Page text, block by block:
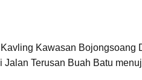
Kawasan
Terusan Buah Batu